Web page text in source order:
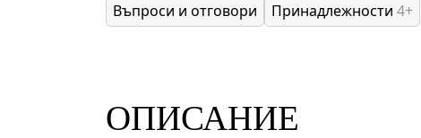
Въпроси и отговори
Принадлежности 4+
ОПИСАНИЕ